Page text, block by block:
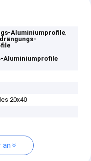
Aluminiumprofile,
Aluminiumprofile
20x40
an